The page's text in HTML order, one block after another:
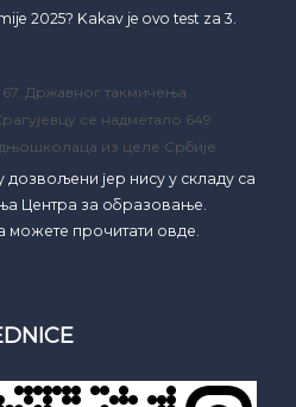
2025? Kakav je ovo test za 3.
Државног такмичења
се надметало 649
из целе Србије
дозвољени јер нису у складу са
Центра за образовање.
можете прочитати овде.